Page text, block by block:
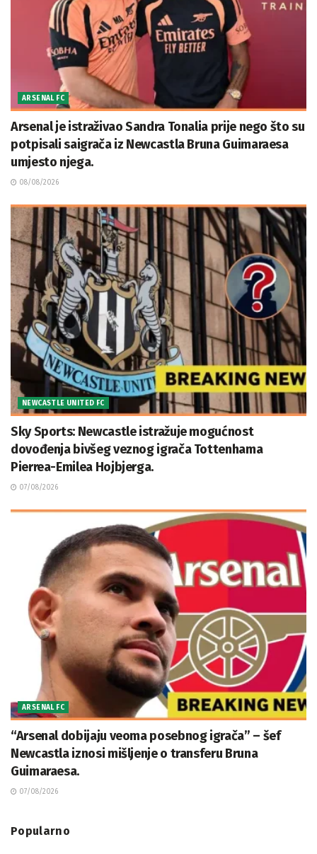
ARSENAL FC
Arsenal je istraživao Sandra Tonalia prije nego što su
potpisali saigrača iz Newcastla Bruna Guimaraesa
umjesto njega.
08/08/2026
NEWCASTLE UNITED FC
Sky Sports: Newcastle istražuje mogućnost
dovođenja bivšeg veznog igrača Tottenhama
Pierrea-Emilea Hojbjerga.
07/08/2026
ARSENAL FC
“Arsenal dobijaju veoma posebnog igrača” – šef
Newcastla iznosi mišljenje o transferu Bruna
Guimaraesa.
07/08/2026
Popularno